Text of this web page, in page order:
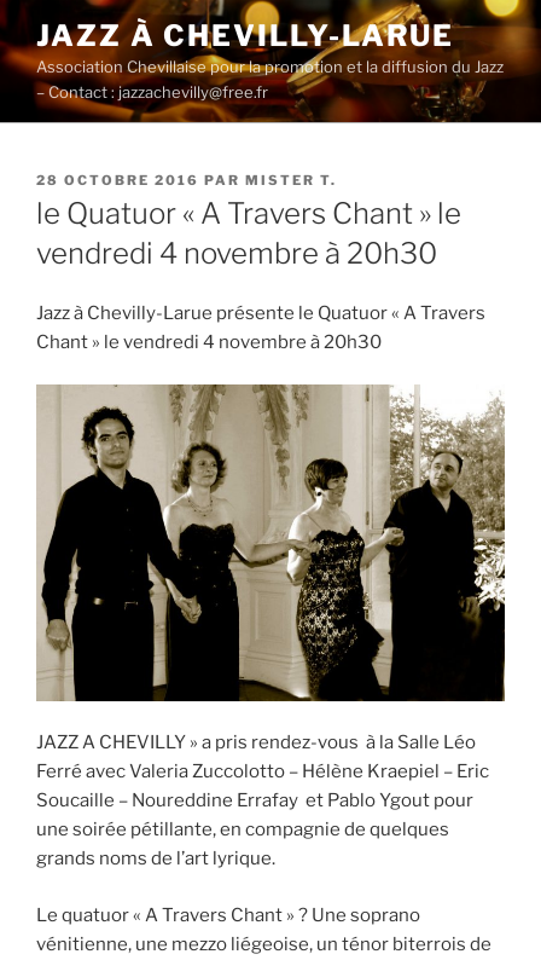
au
contenu
principal
JAZZ À CHEVILLY-LARUE
Association Chevillaise pour la promotion et la diffusion du Jazz
– Contact : jazzachevilly@free.fr
PUBLIÉ
LE
28 OCTOBRE 2016 PAR MISTER T.
le Quatuor « A Travers Chant » le
vendredi 4 novembre à 20h30
Jazz à Chevilly-Larue présente le Quatuor « A Travers
Chant » le vendredi 4 novembre à 20h30
JAZZ A CHEVILLY » a pris rendez-vous à la Salle Léo
Ferré avec Valeria Zuccolotto – Hélène Kraepiel – Eric
Soucaille – Noureddine Errafay et Pablo Ygout pour
une soirée pétillante, en compagnie de quelques
grands noms de l’art lyrique.
Le quatuor « A Travers Chant » ? Une soprano
vénitienne, une mezzo liégeoise, un ténor biterrois de